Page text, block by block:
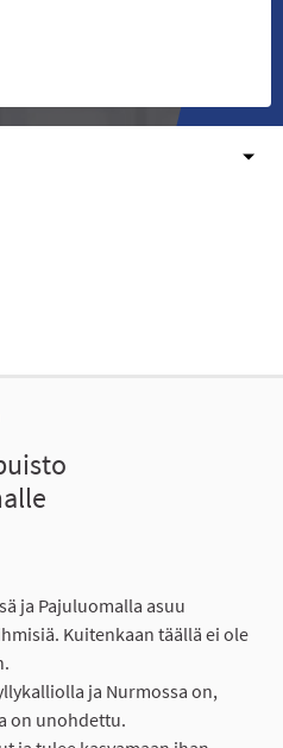
ja Pajuluomalla asuu
Kuitenkaan täällä ei ole
ja Nurmossa on,
on unohdettu.